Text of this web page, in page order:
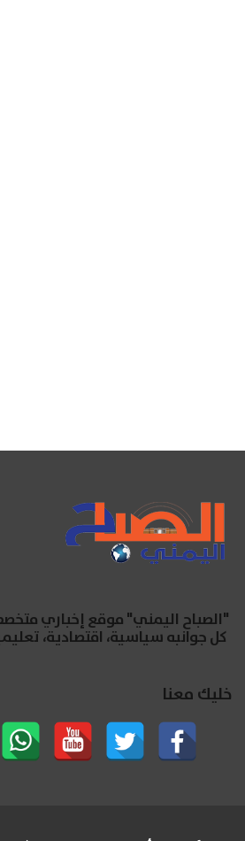
"الصباح اليمني" موقع إخباري
كل جوانبه سياسية، اقتصادية،
خليك معنا